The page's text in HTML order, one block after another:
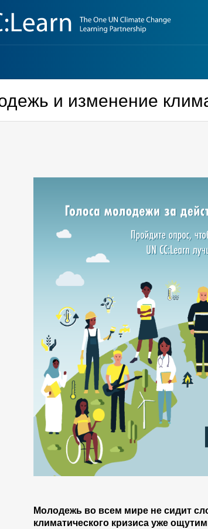
и изменение
Молодежь во всем мире не сидит
климатического кризиса уже